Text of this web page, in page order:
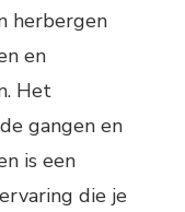
herbergen
en
Het
gangen en
is een
die je